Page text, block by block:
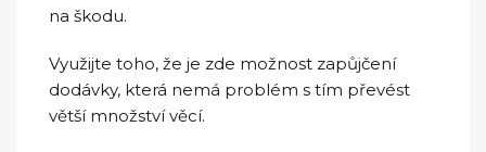
na škodu.
Využijte toho, že je zde možnost zapůjčení
dodávky, která nemá problém s tím převést
větší množství věcí.